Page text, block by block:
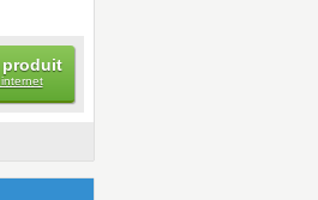
produit